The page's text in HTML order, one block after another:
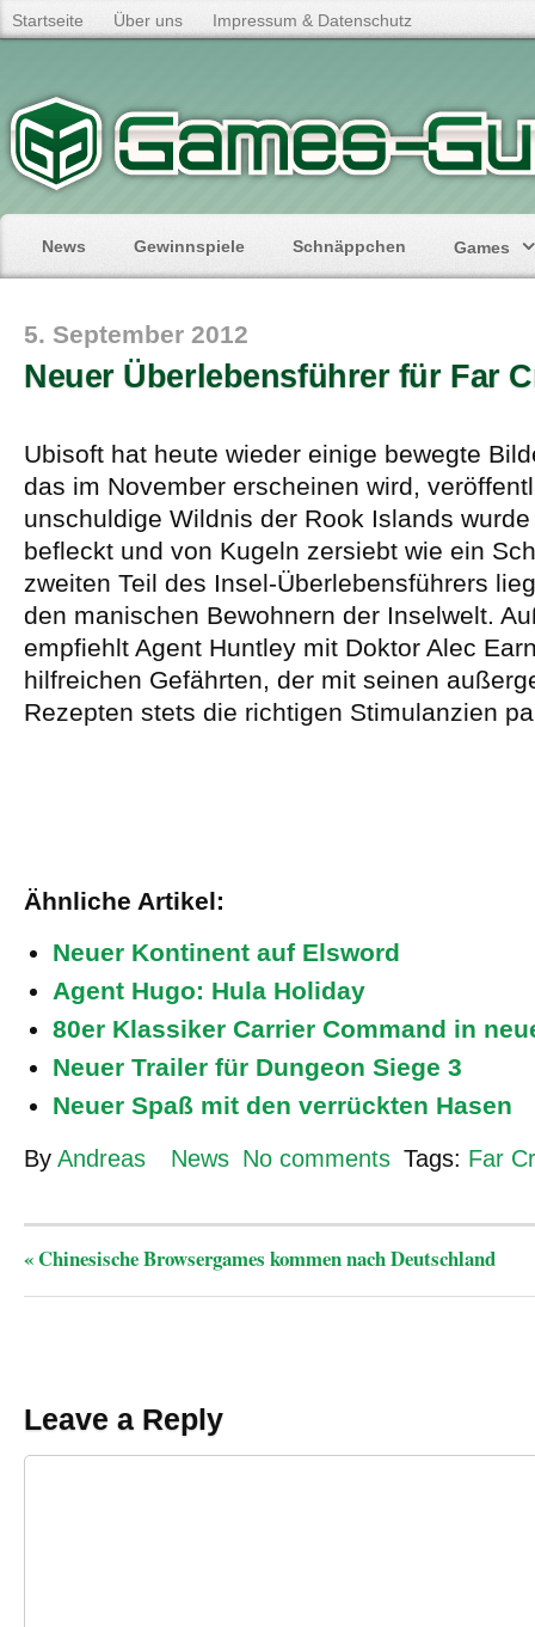
Startseite Über uns Impressum & Datenschutz
News Gewinnspiele Schnäppchen Games
5. September 2012
Neuer Überlebensführer für Far
Ubisoft hat heute wieder einige bewegte
das im November erscheinen wird,
unschuldige Wildnis der Rook Islands
befleckt und von Kugeln zersiebt wie ein
zweiten Teil des Insel-Überlebensführers
den manischen Bewohnern der Inselwelt.
empfiehlt Agent Huntley mit Doktor Alec
hilfreichen Gefährten, der mit seinen
Rezepten stets die richtigen Stimulanzien
Ähnliche Artikel:
Neuer Kontinent auf Elsword
Agent Hugo: Hula Holiday
80er Klassiker Carrier Command in
Neuer Trailer für Dungeon Siege 3
Neuer Spaß mit den verrückten Hasen
By Andreas News No comments Tags: Far
«Chinesische Browsergames kommen nach Deutschland
Leave a Reply